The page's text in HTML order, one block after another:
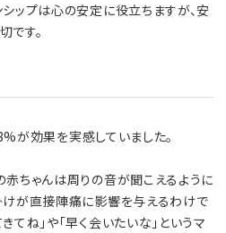
ップは心の安定に役立ちますが、安
です。
が効果を実感していました。
ちゃんは周りの音が聞こえるように
けが直接陣痛に影響を与えるわけで
てね」や「早く会いたいな」というマ